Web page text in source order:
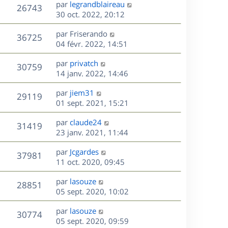
e
n
i
e
r
m
e
s
s
a
g
e
26743V
u
s
D
e
r
n
i
e
r
m
e
s
s
a
g
e
par legrandblaireau
30 oct. 2022, 20:12
36725V
u
s
D
e
r
n
i
e
r
m
e
s
s
a
g
e
par Friserando
04 févr. 2022, 14:51
30759V
u
s
D
e
r
n
i
e
r
m
e
s
s
a
g
e
par privatch
14 janv. 2022, 14:46
29119V
u
D
e
r
n
i
e
r
m
e
s
s
a
g
e
par jiem31
01 sept. 2021, 15:21
31419V
u
D
e
r
n
i
e
r
m
e
s
s
par claude24
23 janv. 2021, 11:44
37981
u
D
e
r
n
i
e
r
m
par Jcgardes
11 oct. 2020, 09:45
28851
u
D
e
r
n
i
par lasouze
05 sept. 2020, 10:02
30774V
D
e
par lasouze
05 sept. 2020, 09:59